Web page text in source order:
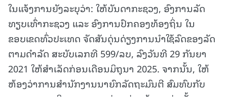
ໃນແຈ້ງການຍັງລະບຸວ່າ: ໃຫ້ບັນດາກະຊວງ, ອົງການລັດ
ທຽບເທົ່າກະຊວງ ແລະ ອົງການປົກຄອງທ້ອງຖິ່ນ ໃນ
ຂອບເຂດທົ່ວປະເທດ ຈັດສັນດຸ່ນດ່ຽງການນໍາໃຊ້ລົດຂອງລັດ
ຕາມດໍາລັດ ສະບັບເລກທີ 599/ລບ, ລົງວັນທີ 29 ກັນຍາ
2021 ໃຫ້ສໍາເລັດກ່ອນເດືອນມິຖຸນາ 2025. ຈາກນັ້ນ, ໃຫ້
ຫ້ອງວ່າການສໍານັກງານນາຍົກລັດຖະມົນຕີ ສົມທົບກັບ